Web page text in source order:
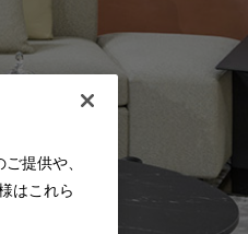
提供や、
はこれら